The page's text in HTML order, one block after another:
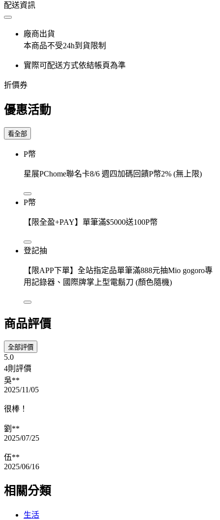
配送資訊
廠商出貨
本商品不受24h到貨限制
實際可配送方式依結帳頁為準
折價券
優惠活動
看全部
P幣
星展PChome聯名卡8/6 週四加碼回饋P幣2% (無上限)
P幣
【限全盈+PAY】單筆滿$5000送100P幣
登記抽
【限APP下單】全站指定品單筆滿888元抽Mio gogoro專
用記錄器、國際牌掌上型電鬍刀 (顏色隨機)
商品評價
全部評價
5.0
4則評價
吳**
2025/11/05
很棒！
劉**
2025/07/25
伍**
2025/06/16
相關分類
生活